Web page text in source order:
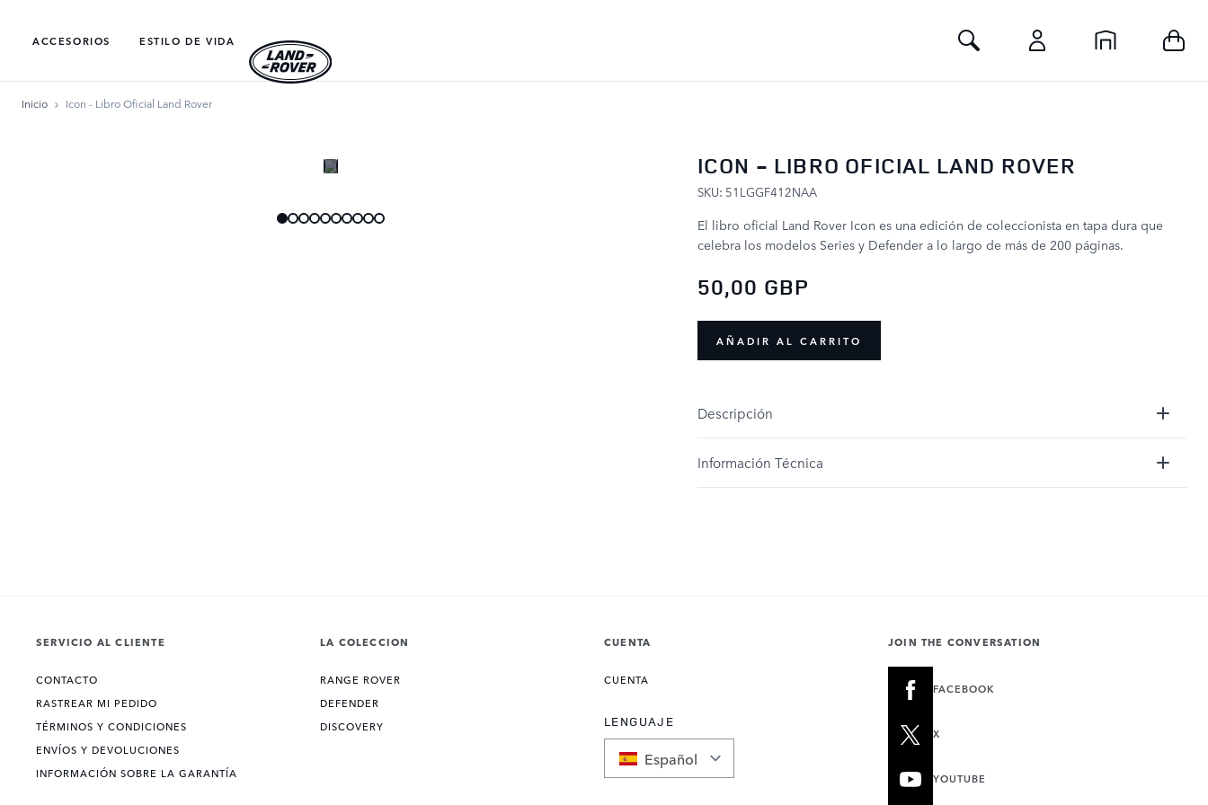
ACCESORIOS
ESTILO DE VIDA​ Toggle Search
Inicio Icon - Libro Oficial Land Rover
ICON - LIBRO OFICIAL LAND ROVER
SKU: 51LGGF412NAA
El libro oficial Land Rover Icon es una edición de coleccionista en tapa dura que
celebra los modelos Series y Defender a lo largo de más de 200 páginas.
50,00 GBP
AÑADIR AL CARRITO
Descripción
Información Técnica
SERVICIO AL CLIENTE
CONTACTO
RASTREAR MI PEDIDO
TÉRMINOS Y CONDICIONES
ENVÍOS Y DEVOLUCIONES
INFORMACIÓN SOBRE LA GARANTÍA
LA COLECCION
RANGE ROVER
DEFENDER
DISCOVERY
CUENTA
CUENTA
LENGUAJE
Español
JOIN THE CONVERSATION
FACEBOOK
X
YOUTUBE